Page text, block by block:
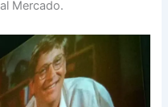
Mercado.